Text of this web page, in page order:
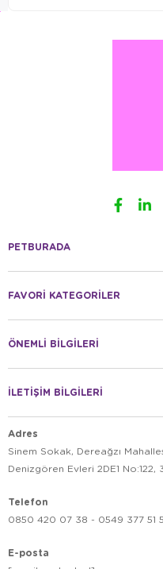
PETBURADA
FAVORİ KATEGORİLER
ÖNEMLİ BİLGİLERİ
İLETİŞİM BİLGİLERİ
Adres
Sinem Sokak, Dereağzı
Denizgören Evleri 2DE1
Telefon
0850 420 07 38 - 0549 377 51
E-posta